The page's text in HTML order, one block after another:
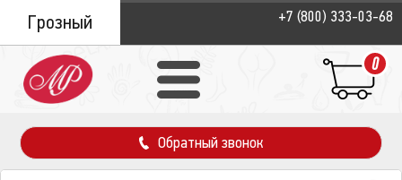
Грозный +7 (800) 333-03-68
0
Обратный звонок